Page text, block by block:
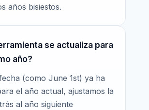
años bisiestos.
se actualiza para
año?
(como June 1st) ya ha
el año actual, ajustamos la
al año siguiente